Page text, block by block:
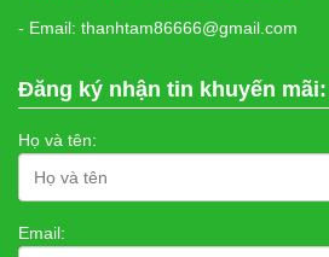
- Email: thanhtam86666@gmail.com
Đăng ký nhận tin khuyến mãi:
Họ và tên:
Email: